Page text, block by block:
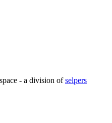
- a division ofselpers